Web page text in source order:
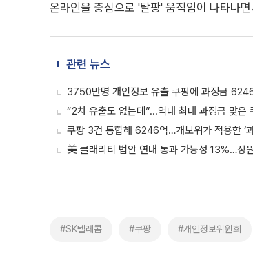
온라인을 중심으로 '탈팡' 움직임이 나타나
관련 뉴스
3750만명 개인정보 유출 쿠팡에 과징금
“2차 유출도 없는데”...역대 최대 과징금 맞은
쿠팡 3건 통합해 6246억…개보위가 적용한 ‘
美 클래리티 법안 연내 통과 가능성 13%…상
#SK텔레콤 #쿠팡 #개인정보위원회